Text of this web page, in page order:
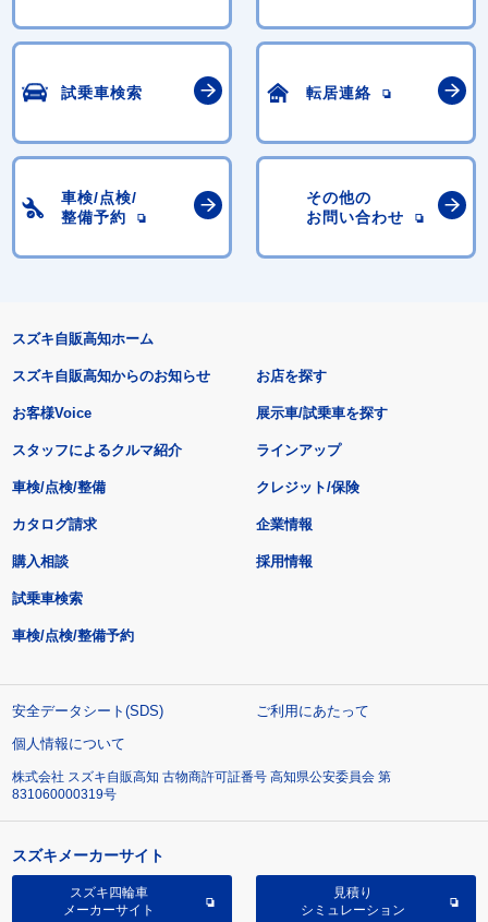
試乗車検索 転居連絡
車検/点検/
整備予約
その他の
お問い合わせ
スズキ自販高知ホーム
スズキ自販高知からのお知らせ
お客様Voice
スタッフによるクルマ紹介
お店を探す
展示車/試乗車を探す
ラインアップ
車検/点検/整備 クレジット/保険
カタログ請求
購入相談
試乗車検索
車検/点検/整備予約
企業情報
採用情報
安全データシート(SDS)
ご利用にあたって
個人情報について
株式会社 スズキ自販高知 古物商許可証番号 高知県公安委員会 第
831060000319号
スズキメーカーサイト
スズキ四輪車
メーカーサイト
見積り
シミュレーション